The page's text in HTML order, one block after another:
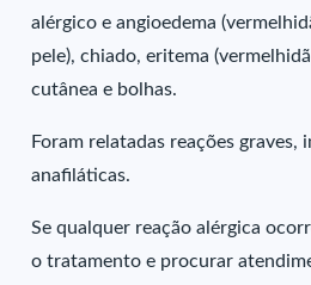
alérgico e angioedema
pele), chiado, eritema
cutânea e bolhas.
Foram relatadas reações graves,
anafiláticas.
Se qualquer reação alérgica
o tratamento e procurar